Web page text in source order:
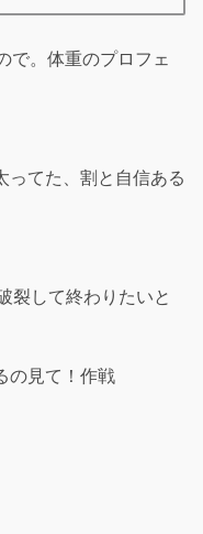
で。体重のプロフェ
ってた、割と自信ある
裂して終わりたいと
見て！作戦